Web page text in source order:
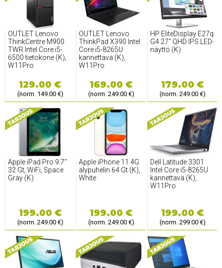
OUTLET Lenovo
ThinkCentre M900
TWR Intel Core i5-
6500 tietokone (K),
W11Pro
129.00 €
(norm. 149.00 €)
OUTLET Lenovo
ThinkPad X390 Intel
Core i5-8265U
kannettava (K),
W11Pro
169.00 €
(norm. 249.00 €)
HP EliteDisplay E27q
G4 27'' QHD IPS LED-
näyttö (K)
179.00 €
(norm. 249.00 €)
Apple iPad Pro 9.7''
32 Gt, WiFi, Space
Gray (K)
199.00 €
(norm. 249.00 €)
Apple iPhone 11 4G
älypuhelin 64 Gt (K),
White
199.00 €
(norm. 249.00 €)
Dell Latitude 3301
Intel Core i5-8265U
kannettava (K),
W11Pro
199.00 €
(norm. 299.00 €)